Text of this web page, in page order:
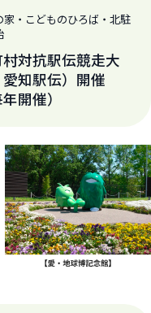
家・こどものひろば・北駐
対抗駅伝競走大
知駅伝）開催
開催）